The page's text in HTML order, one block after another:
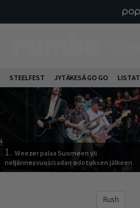
STEELFEST JYTÄKESÄ GO GO LISTAT
1. Weezer palaa Suomeen yli
neljännesvuosisadan odotuksen jälkeen
Rush